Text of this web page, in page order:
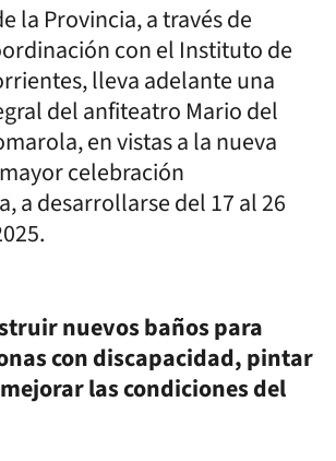
la Provincia, a través de
con el Instituto de
lleva adelante una
del anfiteatro Mario del
en vistas a la nueva
celebración
a desarrollarse del 17 al 26
nuevos baños para
con discapacidad, pintar
las condiciones del